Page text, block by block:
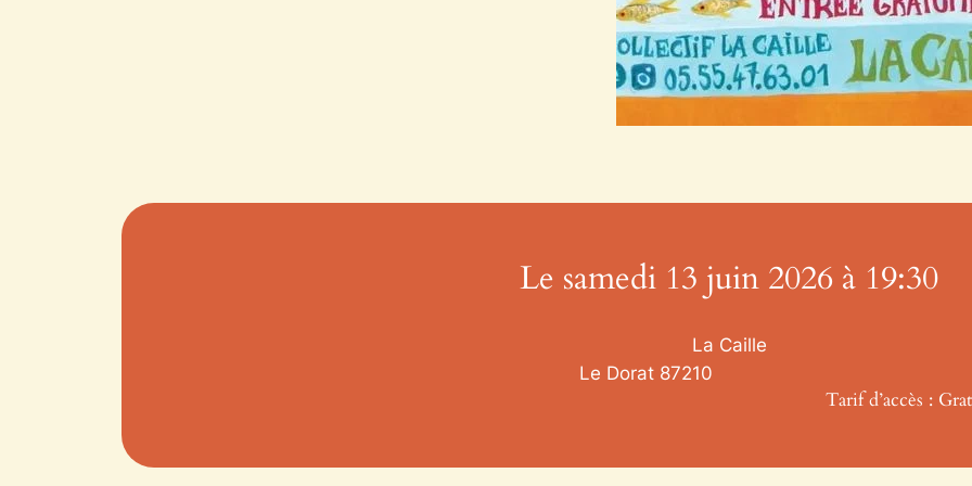
Le samedi 13 juin 2026 à 19:30
La Caille
Le Dorat 87210
Tarif d’accès :